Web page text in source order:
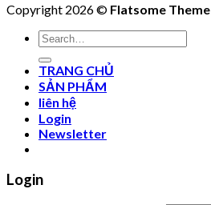
Copyright 2026 © Flatsome Theme
Search
for:
TRANG CHỦ
SẢN PHẨM
liên hệ
Login
Newsletter
Login